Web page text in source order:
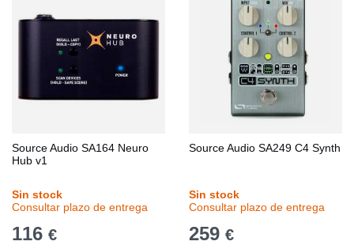
Source Audio SA164 Neuro
Hub v1
Sin stock
Consultar plazo de entrega
116 €
Source Audio SA249 C4 Synth
Sin stock
Consultar plazo de entrega
259 €